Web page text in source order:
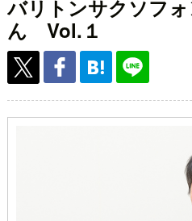
バリトンサクソフ
ん Vol.１